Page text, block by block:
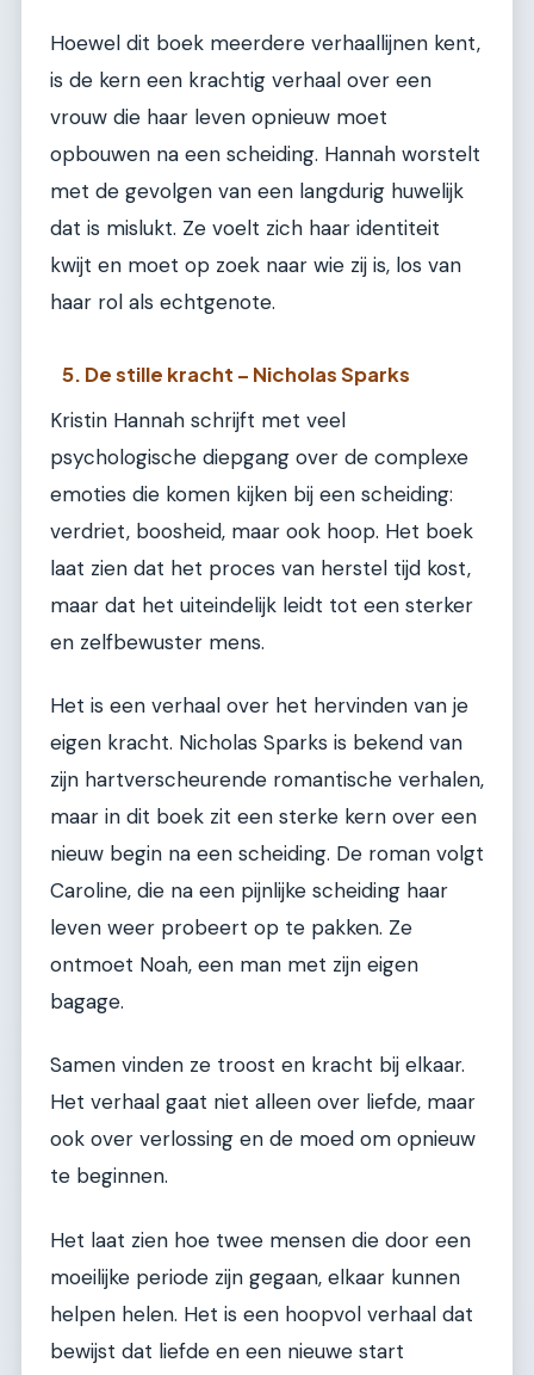
Hoewel dit boek meerdere verhaallijnen kent,
is de kern een krachtig verhaal over een
vrouw die haar leven opnieuw moet
opbouwen na een scheiding. Hannah worstelt
met de gevolgen van een langdurig huwelijk
dat is mislukt. Ze voelt zich haar identiteit
kwijt en moet op zoek naar wie zij is, los van
haar rol als echtgenote.
5. De stille kracht – Nicholas Sparks
Kristin Hannah schrijft met veel
psychologische diepgang over de complexe
emoties die komen kijken bij een scheiding:
verdriet, boosheid, maar ook hoop. Het boek
laat zien dat het proces van herstel tijd kost,
maar dat het uiteindelijk leidt tot een sterker
en zelfbewuster mens.
Het is een verhaal over het hervinden van je
eigen kracht. Nicholas Sparks is bekend van
zijn hartverscheurende romantische verhalen,
maar in dit boek zit een sterke kern over een
nieuw begin na een scheiding. De roman volgt
Caroline, die na een pijnlijke scheiding haar
leven weer probeert op te pakken. Ze
ontmoet Noah, een man met zijn eigen
bagage.
Samen vinden ze troost en kracht bij elkaar.
Het verhaal gaat niet alleen over liefde, maar
ook over verlossing en de moed om opnieuw
te beginnen.
Het laat zien hoe twee mensen die door een
moeilijke periode zijn gegaan, elkaar kunnen
helpen helen. Het is een hoopvol verhaal dat
bewijst dat liefde en een nieuwe start